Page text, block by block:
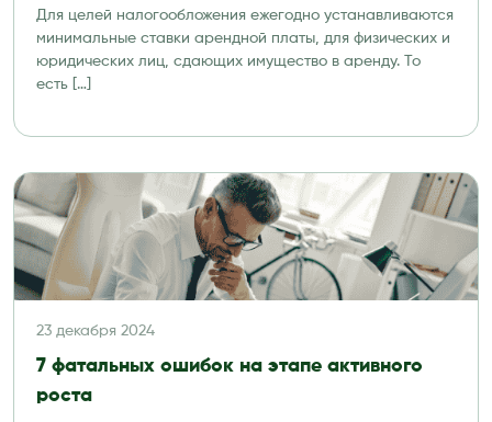
Для целей налогообложения ежегодно устанавливаются
минимальные ставки арендной платы, для физических и
юридических лиц, сдающих имущество в аренду. То
есть […]
23 декабря 2024
7 фатальных ошибок на этапе активного
роста